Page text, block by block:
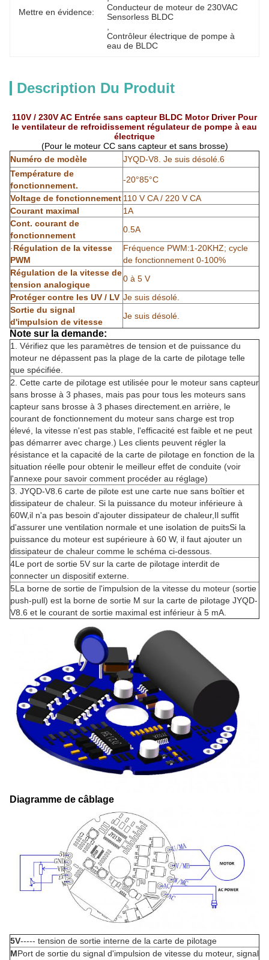
Mettre en évidence:
Conducteur de moteur de 230VAC
Sensorless BLDC
Contrôleur électrique de pompe à
eau de BLDC
Description Du Produit
110V / 230V AC Entrée sans capteur BLDC Motor Driver Pour
le ventilateur de refroidissement régulateur de pompe à eau
électrique
(Pour le moteur CC sans capteur et sans brosse)
Numéro de modèle
JYQD-V8. Je suis désolé.6
Température de
fonctionnement.
-20°85°C
Voltage de fonctionnement 110 V CA / 220 V CA
Courant maximal
1A
Cont. courant de
fonctionnement
0.5A
·Régulation de la vitesse
PWM
Fréquence PWM:1-20KHZ; cycle
de fonctionnement 0-100%
Régulation de la vitesse de
tension analogique
0 à 5 V
Protéger contre les UV / LV Je suis désolé.
Sortie du signal
d'impulsion de vitesse
Je suis désolé.
Note sur la demande:
1. Vérifiez que les paramètres de tension et de puissance du
moteur ne dépassent pas la plage de la carte de pilotage telle
que spécifiée.
2. Cette carte de pilotage est utilisée pour le moteur sans capteur
sans brosse à 3 phases, mais pas pour tous les moteurs sans
capteur sans brosse à 3 phases directement.en arrière, le
courant de fonctionnement du moteur sans charge est trop
élevé, la vitesse n'est pas stable, l'efficacité est faible et ne peut
pas démarrer avec charge.) Les clients peuvent régler la
résistance et la capacité de la carte de pilotage en fonction de la
situation réelle pour obtenir le meilleur effet de conduite (voir
l'annexe pour savoir comment procéder au réglage)
3. JYQD-V8.6 carte de pilote est une carte nue sans boîtier et
dissipateur de chaleur. Si la puissance du moteur inférieure à
60W,il n'a pas besoin d'ajouter dissipateur de chaleur,Il suffit
d'assurer une ventilation normale et une isolation de puitsSi la
puissance du moteur est supérieure à 60 W, il faut ajouter un
dissipateur de chaleur comme le schéma ci-dessous.
4Le port de sortie 5V sur la carte de pilotage interdit de
connecter un dispositif externe.
5La borne de sortie de l'impulsion de la vitesse du moteur (sortie
push-pull) est la borne de sortie M sur la carte de pilotage JYQD-
V8.6 et le courant de sortie maximal est inférieur à 5 mA.
Diagramme de câblage
5V----- tension de sortie interne de la carte de pilotage
MPort de sortie du signal d'impulsion de vitesse du moteur, signal